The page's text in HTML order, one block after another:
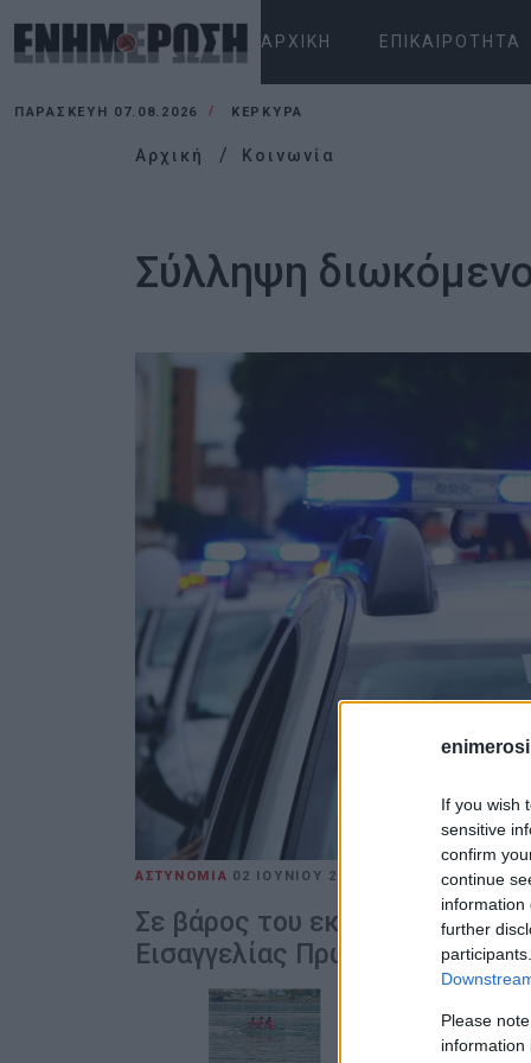
If you wish
sensitive
confirm
continue
information
further
Please
information
ΑΡΧΙΚΉ ΕΠΙΚΑΙΡΌΤΗΤΑ
ΠΑΡΑΣΚΕΥΉ 07.08.2026 ΚΕΡΚΥΡΑ
Αρχική Κοινωνία
Σύλληψη
ΑΣΤΥΝΟΜΙΑ 02 ΙΟΥΝΊΟΥ 2026
Σε βάρος του εκκρεμούσε
Εισαγγελίας Πρωτοδικών